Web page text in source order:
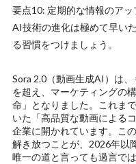
要点10: 定期的な情報のアッ
AI技術の進化は極めて早い
る習慣をつけましょう。
Sora 2.0（動画生成AI）は
を超え、マーケティングの
命」となりました。これま
いた「高品質な動画による
企業に開かれています。こ
解き放つことが、2026年以
唯一の道と言っても過言では